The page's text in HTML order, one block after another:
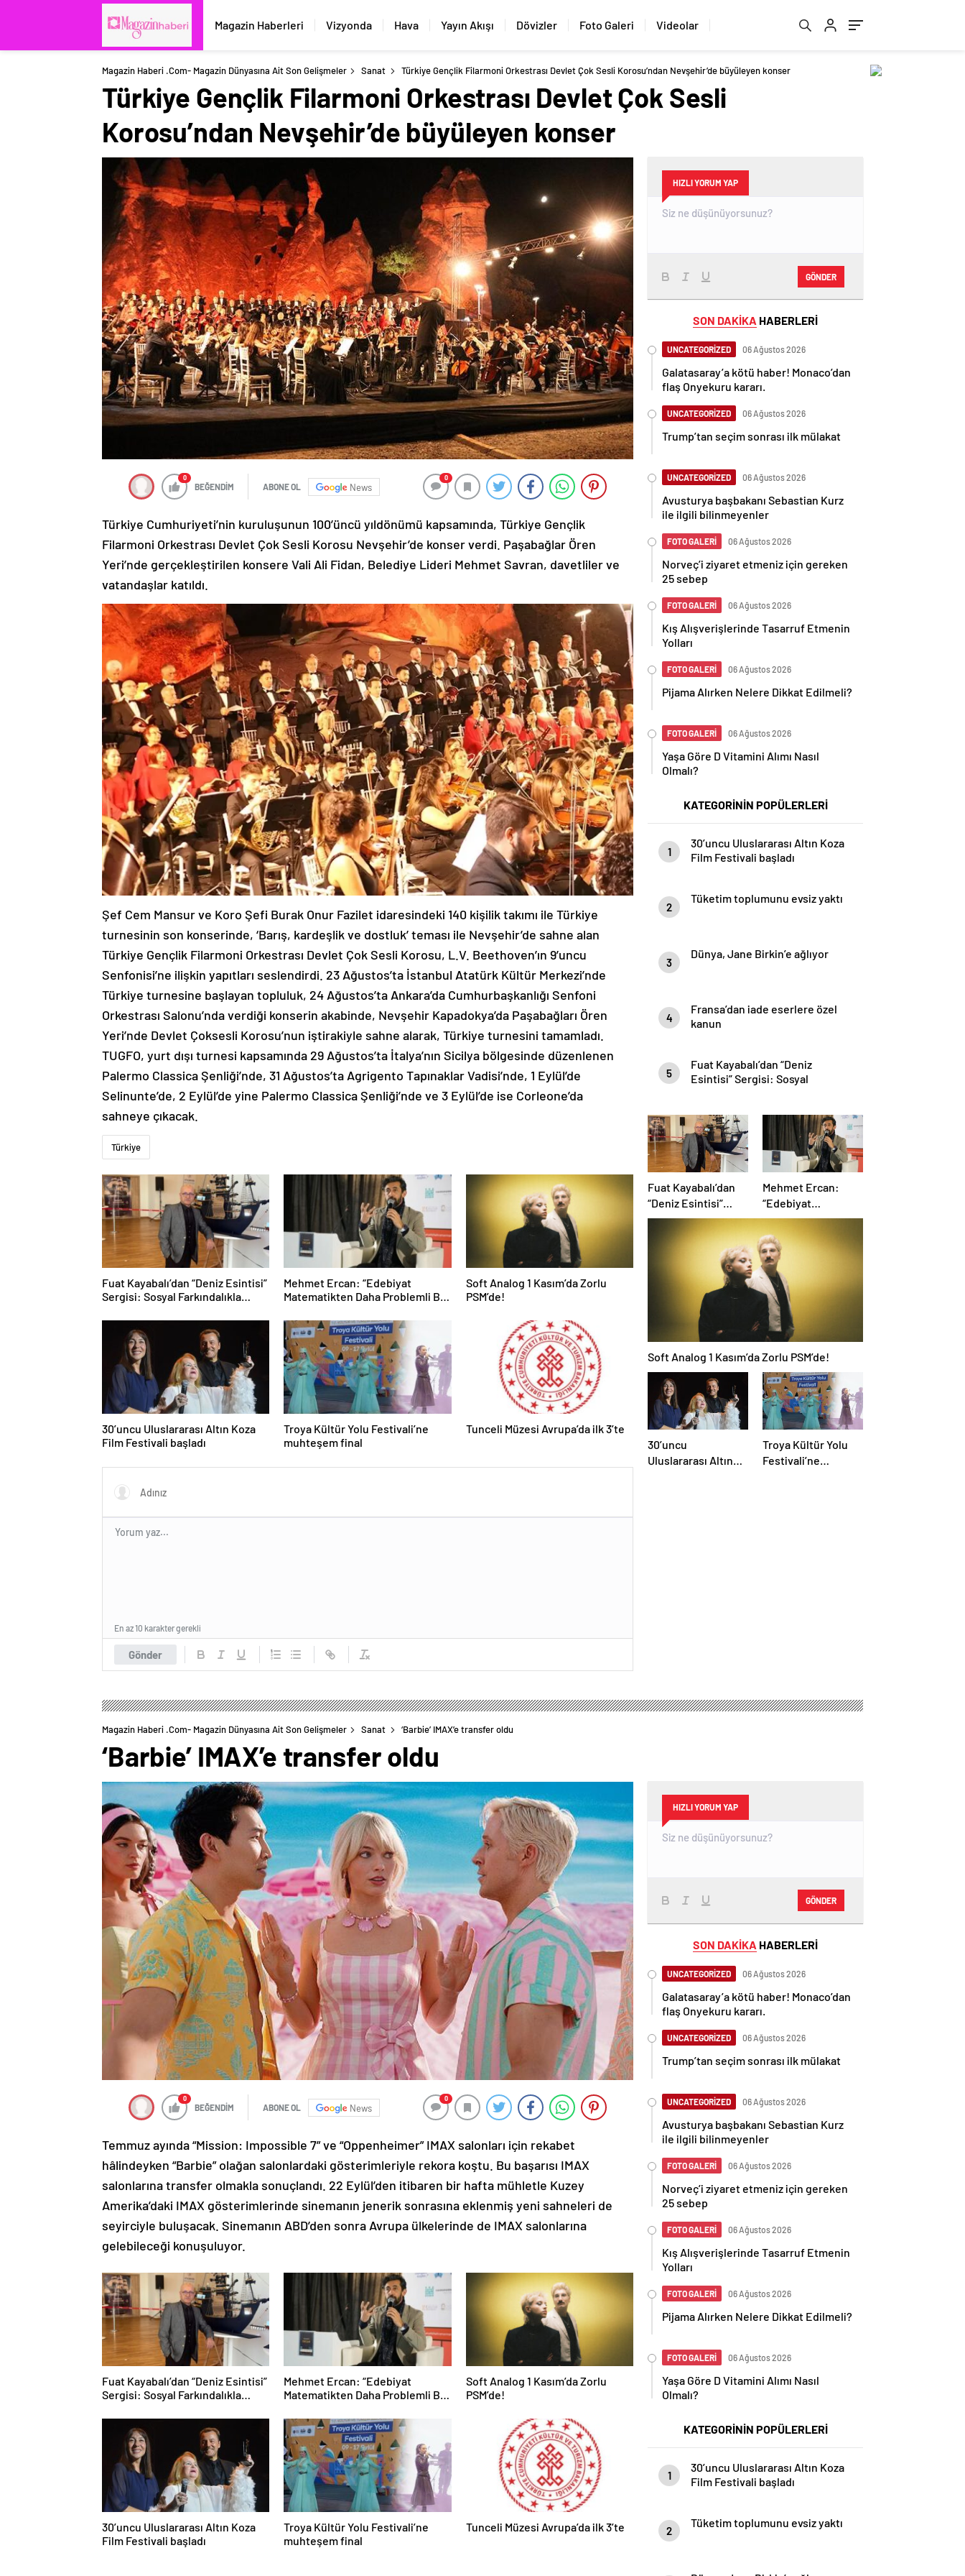
Magazin Haberleri Vizyonda Hava Yayın Akışı Dövizler Foto Galeri Videolar
Magazin Haberi .com- Magazin Dünyasına Ait Son Gelişmeler Sanat Türkiye Gençlik Filarmoni Orkestrası Devlet Çok Sesli Korosu’ndan Nevşehir’de büyüleyen konser
Türkiye Gençlik Filarmoni Orkestrası Devlet Çok Sesli
Korosu’ndan Nevşehir’de büyüleyen konser
0
BEĞENDİM ABONE OL News
0
Türkiye Cumhuriyeti’nin kuruluşunun 100’üncü yıldönümü kapsamında, Türkiye Gençlik
Filarmoni Orkestrası Devlet Çok Sesli Korosu Nevşehir’de konser verdi. Paşabağlar Ören
Yeri’nde gerçekleştirilen konsere Vali Ali Fidan, Belediye Lideri Mehmet Savran, davetliler ve
vatandaşlar katıldı.
Şef Cem Mansur ve Koro Şefi Burak Onur Fazilet idaresindeki 140 kişilik takımı ile Türkiye
turnesinin son konserinde, ‘Barış, kardeşlik ve dostluk’ teması ile Nevşehir’de sahne alan
Türkiye Gençlik Filarmoni Orkestrası Devlet Çok Sesli Korosu, L.V. Beethoven’ın 9’uncu
Senfonisi’ne ilişkin yapıtları seslendirdi. 23 Ağustos’ta İstanbul Atatürk Kültür Merkezi’nde
Türkiye turnesine başlayan topluluk, 24 Ağustos’ta Ankara’da Cumhurbaşkanlığı Senfoni
Orkestrası Salonu’nda verdiği konserin akabinde, Nevşehir Kapadokya’da Paşabağları Ören
Yeri’nde Devlet Çoksesli Korosu’nun iştirakiyle sahne alarak, Türkiye turnesini tamamladı.
TUGFO, yurt dışı turnesi kapsamında 29 Ağustos’ta İtalya’nın Sicilya bölgesinde düzenlenen
Palermo Classica Şenliği’nde, 31 Ağustos’ta Agrigento Tapınaklar Vadisi’nde, 1 Eylül’de
Selinunte’de, 2 Eylül’de yine Palermo Classica Şenliği’nde ve 3 Eylül’de ise Corleone’da
sahneye çıkacak.
Türkiye
Fuat Kayabalı’dan “Deniz Esintisi”
Sergisi: Sosyal Farkındalıkla
Mehmet Ercan: “Edebiyat
Matematikten Daha Problemli Bir
Soft Analog 1 Kasım’da Zorlu
PSM’de!
30’uncu Uluslararası Altın Koza
Film Festivali başladı
Troya Kültür Yolu Festivali’ne
muhteşem final
Tunceli Müzesi Avrupa’da ilk 3’te
Gönder
En az 10 karakter gerekli
HIZLI YORUM YAP
GÖNDER
SON DAKİKA HABERLERİ
UNCATEGORİZED 06 Ağustos 2026
Galatasaray’a kötü haber! Monaco’dan
flaş Onyekuru kararı.
UNCATEGORİZED 06 Ağustos 2026
Trump’tan seçim sonrası ilk mülakat
UNCATEGORİZED 06 Ağustos 2026
Avusturya başbakanı Sebastian Kurz
ile ilgili bilinmeyenler
FOTO GALERİ 06 Ağustos 2026
Norveç’i ziyaret etmeniz için gereken
25 sebep
FOTO GALERİ 06 Ağustos 2026
Kış Alışverişlerinde Tasarruf Etmenin
Yolları
FOTO GALERİ 06 Ağustos 2026
Pijama Alırken Nelere Dikkat Edilmeli?
FOTO GALERİ 06 Ağustos 2026
Yaşa Göre D Vitamini Alımı Nasıl
Olmalı?
KATEGORİNİN POPÜLERLERİ
1
30’uncu Uluslararası Altın Koza
Film Festivali başladı
2
Tüketim toplumunu evsiz yaktı
3
Dünya, Jane Birkin’e ağlıyor
4
Fransa’dan iade eserlere özel
kanun
5
Fuat Kayabalı’dan “Deniz
Esintisi” Sergisi: Sosyal
Fuat Kayabalı’dan
“Deniz Esintisi”
Sergisi: Sosyal
Farkındalıkla Sanat
Mehmet Ercan:
“Edebiyat
Matematikten Daha
Problemli Bir
Mesele”
Soft Analog 1 Kasım’da Zorlu PSM’de!
30’uncu
Uluslararası Altın
Troya Kültür Yolu
Festivali’ne
Magazin Haberi .com- Magazin Dünyasına Ait Son Gelişmeler Sanat ‘Barbie’ IMAX’e transfer oldu
‘Barbie’ IMAX’e transfer oldu
0
BEĞENDİM ABONE OL News
0
Temmuz ayında “Mission: Impossible 7” ve “Oppenheimer” IMAX salonları için rekabet
hâlindeyken “Barbie” olağan salonlardaki gösterimleriyle rekora koştu. Bu başarısı IMAX
salonlarına transfer olmakla sonuçlandı. 22 Eylül’den itibaren bir hafta mühletle Kuzey
Amerika’daki IMAX gösterimlerinde sinemanın jenerik sonrasına eklenmiş yeni sahneleri de
seyirciyle buluşacak. Sinemanın ABD’den sonra Avrupa ülkelerinde de IMAX salonlarına
gelebileceği konuşuluyor.
Fuat Kayabalı’dan “Deniz Esintisi”
Sergisi: Sosyal Farkındalıkla
Mehmet Ercan: “Edebiyat
Matematikten Daha Problemli Bir
Soft Analog 1 Kasım’da Zorlu
PSM’de!
30’uncu Uluslararası Altın Koza
Film Festivali başladı
Troya Kültür Yolu Festivali’ne
muhteşem final
Tunceli Müzesi Avrupa’da ilk 3’te
HIZLI YORUM YAP
GÖNDER
SON DAKİKA HABERLERİ
UNCATEGORİZED 06 Ağustos 2026
Galatasaray’a kötü haber! Monaco’dan
flaş Onyekuru kararı.
UNCATEGORİZED 06 Ağustos 2026
Trump’tan seçim sonrası ilk mülakat
UNCATEGORİZED 06 Ağustos 2026
Avusturya başbakanı Sebastian Kurz
ile ilgili bilinmeyenler
FOTO GALERİ 06 Ağustos 2026
Norveç’i ziyaret etmeniz için gereken
25 sebep
FOTO GALERİ 06 Ağustos 2026
Kış Alışverişlerinde Tasarruf Etmenin
Yolları
FOTO GALERİ 06 Ağustos 2026
Pijama Alırken Nelere Dikkat Edilmeli?
FOTO GALERİ 06 Ağustos 2026
Yaşa Göre D Vitamini Alımı Nasıl
Olmalı?
KATEGORİNİN POPÜLERLERİ
1
30’uncu Uluslararası Altın Koza
Film Festivali başladı
2
Tüketim toplumunu evsiz yaktı